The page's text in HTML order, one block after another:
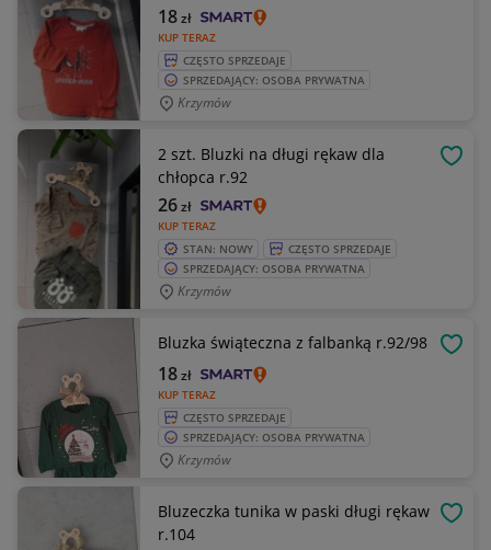
KUP TERAZ
18zł
CZĘSTO SPRZEDAJE
SPRZEDAJĄCY: OSOBA PRYWATNA
Krzymów
2 szt. Bluzki na długi rękaw dla
chłopca r.92
KUP TERAZ
26zł
STAN: NOWY
CZĘSTO SPRZEDAJE
SPRZEDAJĄCY: OSOBA PRYWATNA
Krzymów
Bluzka świąteczna z falbanką r.92/98
KUP TERAZ
18zł
CZĘSTO SPRZEDAJE
SPRZEDAJĄCY: OSOBA PRYWATNA
Krzymów
Bluzeczka tunika w paski długi rękaw
r.104